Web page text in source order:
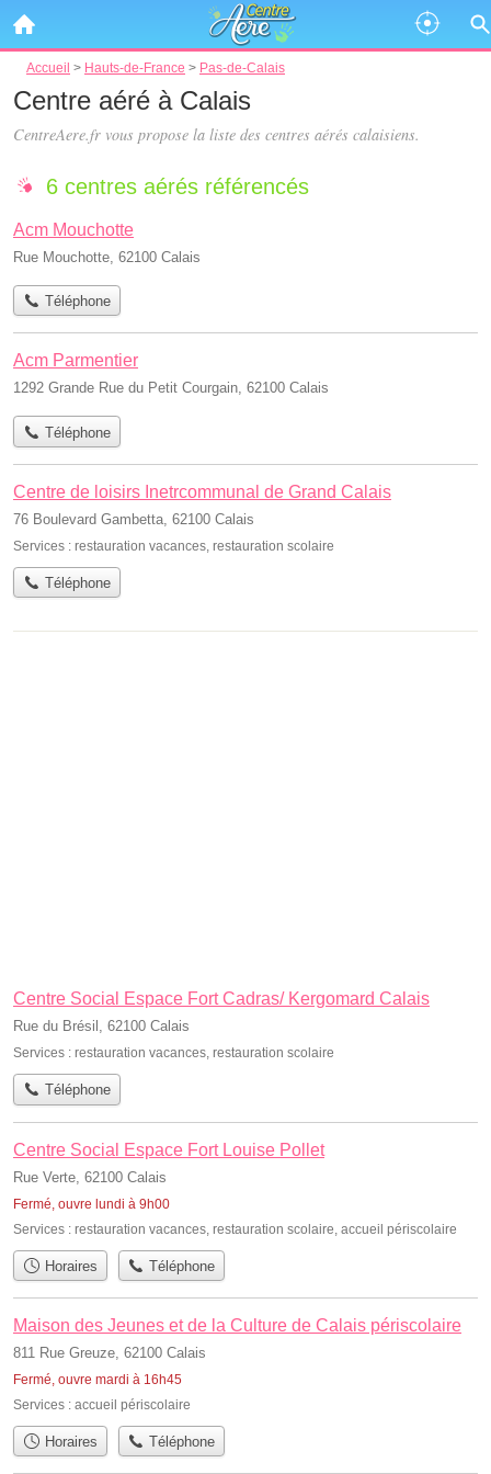
Accueil > Hauts-de-France > Pas-de-Calais
Centre aéré à Calais
CentreAere.fr vous propose la liste des centres aérés calaisiens.
6 centres aérés référencés
Acm Mouchotte
Rue Mouchotte, 62100 Calais
Téléphone
Acm Parmentier
1292 Grande Rue du Petit Courgain, 62100 Calais
Téléphone
Centre de loisirs Inetrcommunal de Grand Calais
76 Boulevard Gambetta, 62100 Calais
Services : restauration vacances restauration scolaire
Téléphone
Centre Social Espace Fort Cadras/ Kergomard Calais
Rue du Brésil, 62100 Calais
Services : restauration vacances, restauration scolaire
Téléphone
Centre Social Espace Fort Louise Pollet
Rue Verte, 62100 Calais
Fermé, ouvre lundi à 9h00
Services : restauration vacances restauration scolaire accueil périscolaire
Horaires Téléphone
Maison des Jeunes et de la Culture de Calais périscolaire
811 Rue Greuze, 62100 Calais
Fermé, ouvre mardi à 16h45
Services : accueil périscolaire
Horaires Téléphone